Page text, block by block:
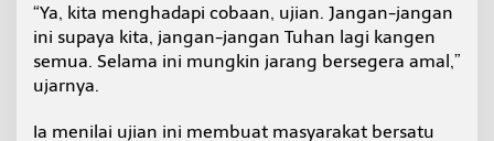
“Ya, kita menghadapi cobaan, ujian. Jangan-jangan
ini supaya kita, jangan-jangan Tuhan lagi kangen
semua. Selama ini mungkin jarang bersegera amal,”
ujarnya.
Ia menilai ujian ini membuat masyarakat bersatu